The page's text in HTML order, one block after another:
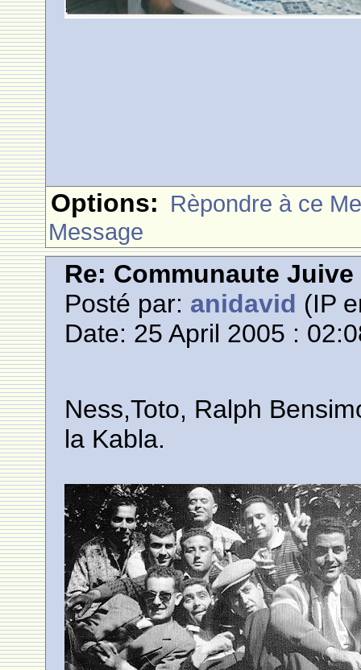
Options: Rèpondre à ce
Message
Re: Communaute
Posté par: anidavid (IP
Date: 25 April 2005 :
Ness,Toto, Ralph
la Kabla.